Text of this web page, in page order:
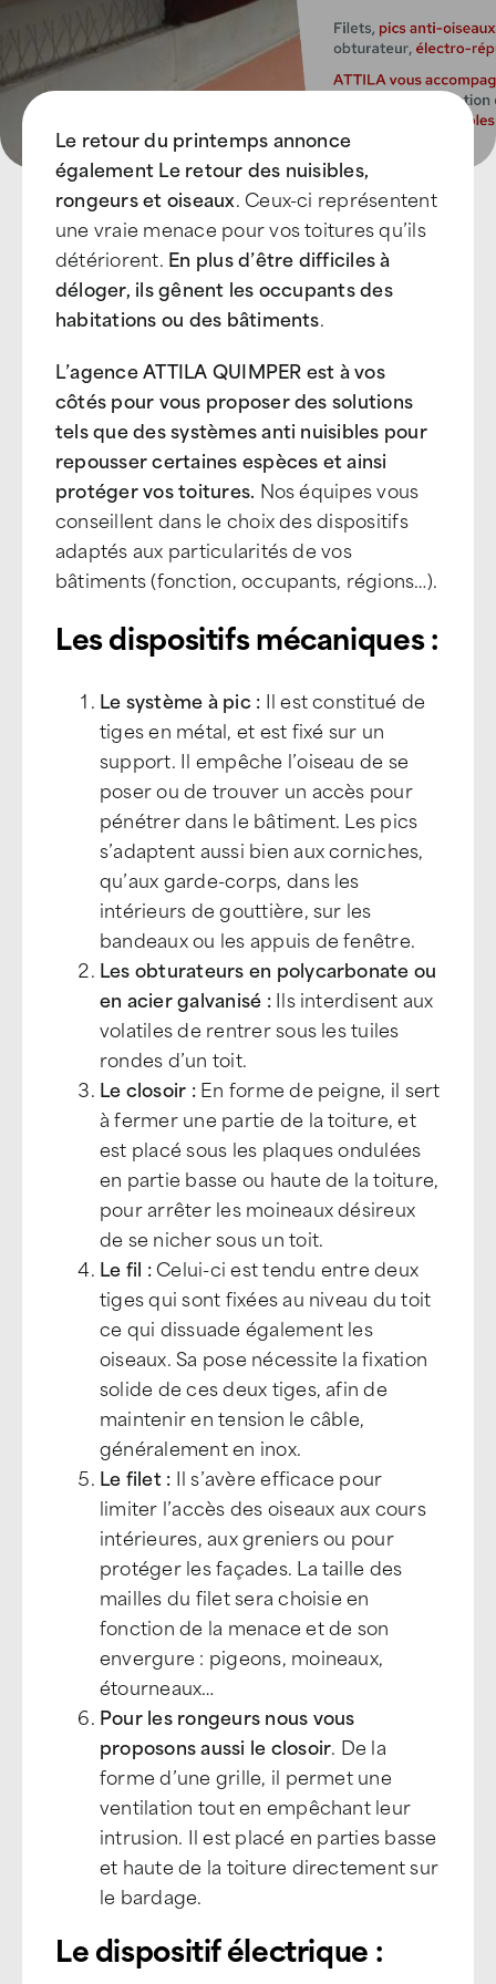
Le retour du printemps annonce
également Le retour des nuisibles,
rongeurs et oiseaux. Ceux-ci représentent
une vraie menace pour vos toitures qu’ils
détériorent. En plus d’être difficiles à
déloger, ils gênent les occupants des
habitations ou des bâtiments.
L’agence ATTILA QUIMPER est à vos
côtés pour vous proposer des solutions
tels que des systèmes anti nuisibles pour
repousser certaines espèces et ainsi
protéger vos toitures. Nos équipes vous
conseillent dans le choix des dispositifs
adaptés aux particularités de vos
bâtiments (fonction, occupants, régions…).
Les dispositifs mécaniques :
Le système à pic : Il est constitué de
tiges en métal, et est fixé sur un
support. Il empêche l’oiseau de se
poser ou de trouver un accès pour
pénétrer dans le bâtiment. Les pics
s’adaptent aussi bien aux corniches,
qu’aux garde-corps, dans les
intérieurs de gouttière, sur les
bandeaux ou les appuis de fenêtre.
Les obturateurs en polycarbonate ou
en acier galvanisé :Ils interdisent aux
volatiles de rentrer sous les tuiles
rondes d’un toit.
Le closoir :En forme de peigne, il sert
à fermer une partie de la toiture, et
est placé sous les plaques ondulées
en partie basse ou haute de la toiture,
pour arrêter les moineaux désireux
de se nicher sous un toit.
Le fil :Celui-ci est tendu entre deux
tiges qui sont fixées au niveau du toit
ce qui dissuade également les
oiseaux. Sa pose nécessite la fixation
solide de ces deux tiges, afin de
maintenir en tension le câble,
généralement en inox.
Le filet : Il s’avère efficace pour
limiter l’accès des oiseaux aux cours
intérieures, aux greniers ou pour
protéger les façades. La taille des
mailles du filet sera choisie en
fonction de la menace et de son
envergure : pigeons, moineaux,
étourneaux…
Pour les rongeurs nous vous
proposons aussi le closoir. De la
forme d’une grille, il permet une
ventilation tout en empêchant leur
intrusion. Il est placé en parties basse
et haute de la toiture directement sur
le bardage.
Le dispositif électrique :